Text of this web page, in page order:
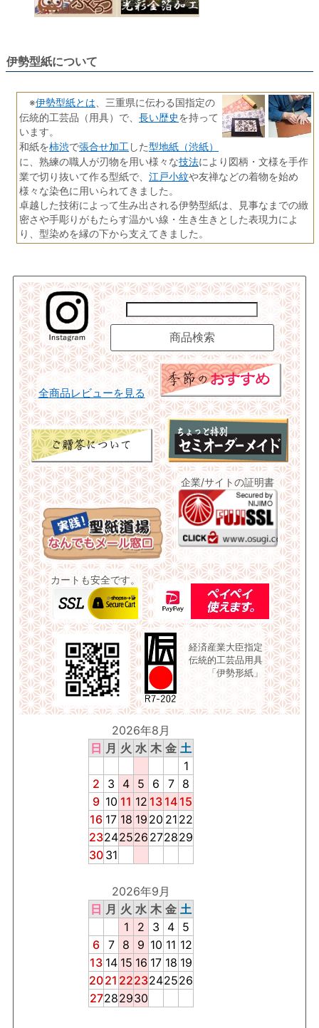
伊勢型紙について
※伊勢型紙とは 、三重県に伝わる国指定の
伝統的工芸品（用具）で、 長い歴史を持って
います。
和紙を柿渋で張合せ加工 した型地紙（渋紙）
に、熟練の職人が刃物を用い様々な技法により図柄・文様を手作
業で切り抜いて作る型紙で、 江戸小紋や友禅などの着物を始め
様々な染色に用いられてきました。
卓越した技術によって生み出される伊勢型紙は、見事なまでの緻
密さや手彫りがもたらす温かい線・生き生きとした表現力によ
り、型染めを縁の下から支えてきました。
全商品レビューを見る
企業/サイトの証明書
カートも安全です。
経済産業大臣指定
伝統的工芸品用具
「伊勢形紙」
2026年8月
日 月 火 水 木 金 土
1
2
3 4 5 6 7
8
9 10 11 12 13 14 15
16 17 18 19 20 21 22
23242526 272829
30 31
2026年9月
日 月 火 水 木 金 土
1
2 3 4 5
6 7 8 9 10 11 12
13 14 15 16 17 18 19
2021 2223242526
27282930